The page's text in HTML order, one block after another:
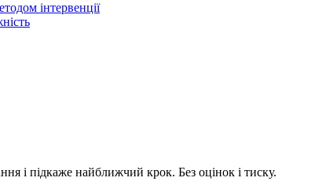
інтервенції
і підкаже найближчий крок. Без оцінок і тиску.